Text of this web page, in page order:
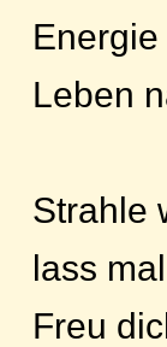
Energie
Leben
Strahle
lass
Freu